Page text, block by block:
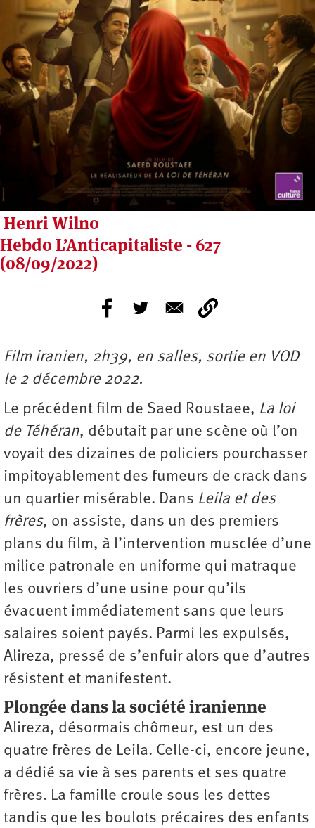
Henri Wilno
Hebdo L’Anticapitaliste - 627
(08/09/2022)
Film iranien, 2h39, en salles, sortie en VOD
le 2 décembre 2022.
Le précédent film de Saed Roustaee, La loi
de Téhéran, débutait par une scène où l’on
voyait des dizaines de policiers pourchasser
impitoyablement des fumeurs de crack dans
un quartier misérable. Dans Leila et des
frères, on assiste, dans un des premiers
plans du film, à l’intervention musclée d’une
milice patronale en uniforme qui matraque
les ouvriers d’une usine pour qu’ils
évacuent immédiatement sans que leurs
salaires soient payés. Parmi les expulsés,
Alireza, pressé de s’enfuir alors que d’autres
résistent et manifestent.
Plongée dans la société iranienne
Alireza, désormais chômeur, est un des
quatre frères de Leila. Celle-ci, encore jeune,
a dédié sa vie à ses parents et ses quatre
frères. La famille croule sous les dettes
tandis que les boulots précaires des enfants